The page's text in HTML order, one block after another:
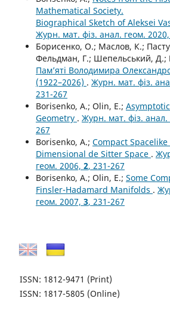
Mathematical Society.
Biographical Sketch of Aleksei
Журн. мат. фіз. анал. геом. 2020,
Борисенко, О.; Маслов, К.;
Фельдман, Г.; Шепельський,
Пам’ятi Володимира
(1922–2026) . Журн. мат. фіз.
231-267
Borisenko, A.; Olin, E.;
Geometry . Журн. мат. фіз. анал.
267
Borisenko, A.; Compact
Dimensional de Sitter Space .
геом. 2006, 2, 231-267
Borisenko, A.; Olin, E.; Some
Finsler-Hadamard Manifolds .
геом. 2007, 3, 231-267
ISSN: 1812-9471 (Print)
ISSN: 1817-5805 (Online)